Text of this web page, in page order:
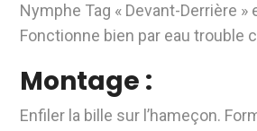
Nymphe Tag « Devant-Derrière
Fonctionne bien par eau trouble
Montage :
Enfiler la bille sur l’hameçon.